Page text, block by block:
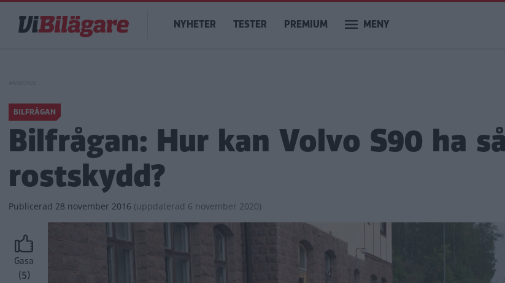
huvudinnehåll
Main
navigation
NYHETER TESTER PREMIUM MENY
BILFRÅGAN
Bilfrågan: Hur kan Volvo S90 ha
rostskydd?
Publicerad 28 november 2016 (uppdaterad 6 november 2020)
Gasa
(5)